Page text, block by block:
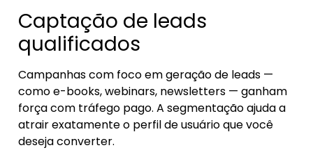
Captação de leads
qualificados
Campanhas com foco em geração de leads —
como e-books, webinars, newsletters — ganham
força com tráfego pago. A segmentação ajuda a
atrair exatamente o perfil de usuário que você
deseja converter.